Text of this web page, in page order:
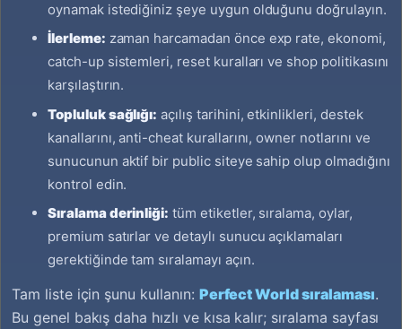
oynamak istediğiniz şeye uygun olduğunu doğrulayın.
İlerleme: zaman harcamadan önce exp rate, ekonomi,
catch-up sistemleri, reset kuralları ve shop politikasını
karşılaştırın.
Topluluk sağlığı: açılış tarihini, etkinlikleri, destek
kanallarını, anti-cheat kurallarını, owner notlarını ve
sunucunun aktif bir public siteye sahip olup olmadığını
kontrol edin.
Sıralama derinliği: tüm etiketler, sıralama, oylar,
premium satırlar ve detaylı sunucu açıklamaları
gerektiğinde tam sıralamayı açın.
Tam liste için şunu kullanın: Perfect World sıralaması.
Bu genel bakış daha hızlı ve kısa kalır; sıralama sayfası